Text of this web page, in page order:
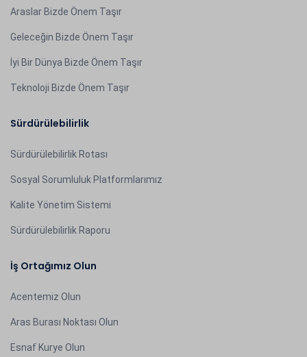
Araslar Bizde Önem Taşır
Geleceğin Bizde Önem Taşır
İyi Bir Dünya Bizde Önem Taşır
Teknoloji Bizde Önem Taşır
Sürdürülebilirlik
Sürdürülebilirlik Rotası
Sosyal Sorumluluk Platformlarımız
Kalite Yönetim Sistemi
Sürdürülebilirlik Raporu
İş Ortağımız Olun
Acentemiz Olun
Aras Burası Noktası Olun
Esnaf Kurye Olun